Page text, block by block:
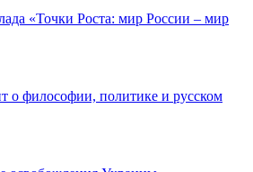
«Точки Роста: мир России – мир
о философии, политике и русском